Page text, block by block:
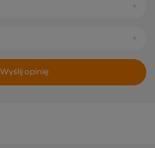
Wyślij opinię